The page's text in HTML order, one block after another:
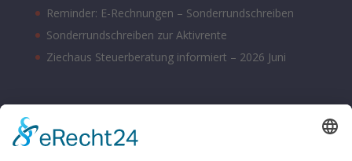
Reminder: E-Rechnungen – Sonderrundschreiben
Sonderrundschreiben zur Aktivrente
Ziechaus Steuerberatung informiert – 2026 Juni
Montag – Donnerstag 08:00 – 17:00 Uhr